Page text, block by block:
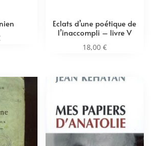
Eclats d’une poétique de
l’inaccompli – livre V
18,00 €